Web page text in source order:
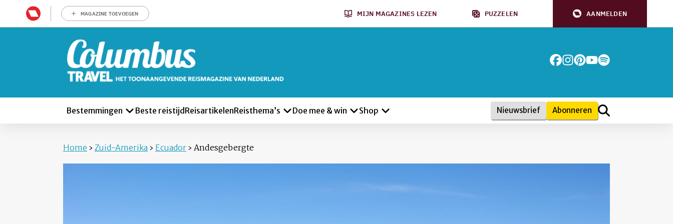
MAGAZINE TOEVOEGEN MIJN MAGAZINES LEZEN PUZZELEN AANMELDEN
Bestemmingen Beste reistijd ReisartikelenReisthema’s Doe mee & win Shop Nieuwsbrief Abonneren
Home › Zuid-Amerika › Ecuador › Andesgebergte